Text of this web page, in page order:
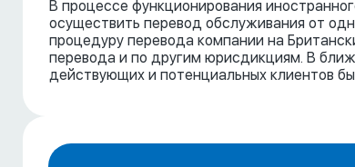
В процессе функционирования
осуществить перевод обслуживания от
процедуру перевода компании на
перевода и по другим юрисдикциям. В
действующих и потенциальных клиентов